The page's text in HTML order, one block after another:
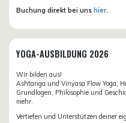
Buchung direkt bei uns hier.
YOGA-AUSBILDUNG 2026
Wir bilden aus!
Ashtanga und Vinyasa Flow Yoga,
Grundlagen, Philosophie und
mehr.
Vertiefen und Unterstützen deiner